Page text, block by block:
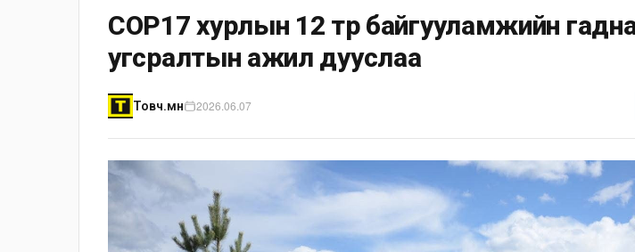
COP17 хурлын 12 түр байгууламжийн
угсралтын ажил дууслаа
Товч.мн 2026.06.07